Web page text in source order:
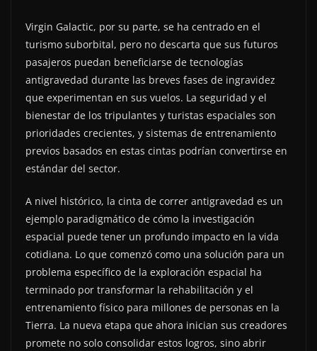
Virgin Galactic, por su parte, se ha centrado en el
turismo suborbital, pero no descarta que sus futuros
pasajeros puedan beneficiarse de tecnologías
antigravedad durante las breves fases de ingravidez
que experimentan en sus vuelos. La seguridad y el
bienestar de los tripulantes y turistas espaciales son
prioridades crecientes, y sistemas de entrenamiento
previos basados en estas cintas podrían convertirse en
estándar del sector.
A nivel histórico, la cinta de correr antigravedad es un
ejemplo paradigmático de cómo la investigación
espacial puede tener un profundo impacto en la vida
cotidiana. Lo que comenzó como una solución para un
problema específico de la exploración espacial ha
terminado por transformar la rehabilitación y el
entrenamiento físico para millones de personas en la
Tierra. La nueva etapa que ahora inician sus creadores
promete no solo consolidar estos logros, sino abrir